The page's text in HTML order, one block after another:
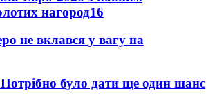
нагород16
не вклався у вагу на
було дати ще один шанс